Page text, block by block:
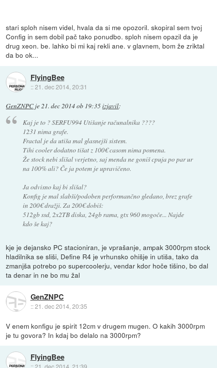
stari sploh nisem videl, hvala da si me opozoril. skopiral sem tvoj
Config in sem dobil pač tako ponudbo. sploh nisem opazil da je
drug xeon. be. lahko bi mi kaj rekli ane. v glavnem, bom že zriktal
da bo ok...
FlyingBee
::21. dec 2014, 20:31
GenZNPCje21. dec 2014 ob 19:35izjavil:
Kaj je to ? SERFU994 Utišanje računalnika ????
1231 nima grafe.
Fractal je da utiša mal glasnejši sistem.
Tihi cooler dodatno tišat z 100€ casom nima pomena.
Že stock nebi slišal verjetno, saj menda ne goniš cpuja po par ur
na 100% ali? Če ja potem je upravičeno.
Ja odvisno kaj bi slišal?
Konfig je mal slabši/podoben performančno gledano, brez grafe
in 200€ dražji. Za 200€ dobiš:
512gb ssd, 2x2TB diska, 24gb rama, gtx 960 mogoče... Najde
kdo še kaj?
kje je dejansko PC stacioniran, je vprašanje, ampak 3000rpm stock
hladilnika se sliši, Define R4 je vrhunsko ohišje in utiša, tako da
zmanjša potrebo po supercoolerju, vendar kdor hoče tišino, bo dal
ta denar in ne bo mu žal
GenZNPC
::21. dec 2014, 20:35
V enem konfigu je spirit 12cm v drugem mugen. O kakih 3000rpm
je tu govora? In kdaj bo delalo na 3000rpm?
FlyingBee